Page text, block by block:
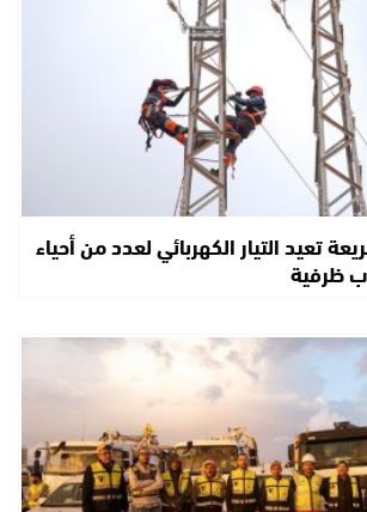
تعيد التيار الكهربائي لعدد من أحياء
ظرفية